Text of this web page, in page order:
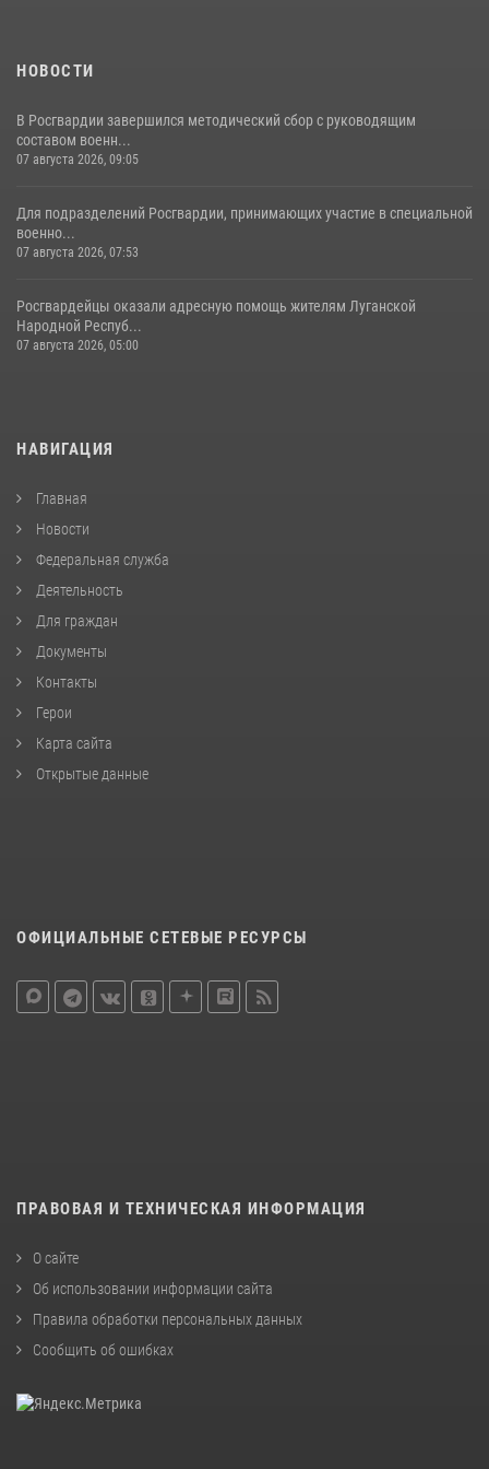
НОВОСТИ
В Росгвардии завершился методический сбор с руководящим
составом военн...
07 августа 2026, 09:05
Для подразделений Росгвардии, принимающих участие в специальной
военно...
07 августа 2026, 07:53
Росгвардейцы оказали адресную помощь жителям Луганской
Народной Респуб...
07 августа 2026, 05:00
НАВИГАЦИЯ
Главная
Новости
Федеральная служба
Деятельность
Для граждан
Документы
Контакты
Герои
Карта сайта
Открытые данные
ОФИЦИАЛЬНЫЕ СЕТЕВЫЕ РЕСУРСЫ
ПРАВОВАЯ И ТЕХНИЧЕСКАЯ ИНФОРМАЦИЯ
О сайте
Об использовании информации сайта
Правила обработки персональных данных
Сообщить об ошибках